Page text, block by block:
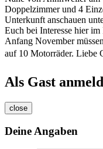
Doppelzimmer und 4
Unterkunft anschauen
Euch bei Interesse hier
Anfang November
auf 10 Motorräder.
Als Gast
close
Deine Angaben